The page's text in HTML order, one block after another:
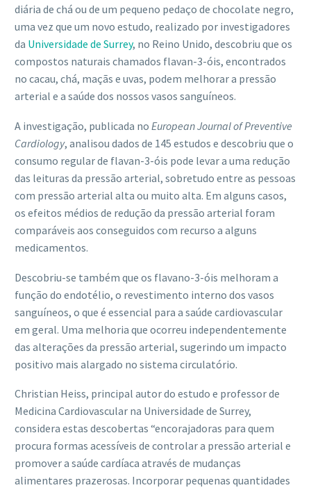
diária de chá ou de um pequeno pedaço de chocolate negro,
uma vez que um novo estudo, realizado por investigadores
da Universidade de Surrey, no Reino Unido, descobriu que os
compostos naturais chamados flavan-3-óis, encontrados
no cacau, chá, maçãs e uvas, podem melhorar a pressão
arterial e a saúde dos nossos vasos sanguíneos.
A investigação, publicada no European Journal of Preventive
Cardiology, analisou dados de 145 estudos e descobriu que o
consumo regular de flavan-3-óis pode levar a uma redução
das leituras da pressão arterial, sobretudo entre as pessoas
com pressão arterial alta ou muito alta. Em alguns casos,
os efeitos médios de redução da pressão arterial foram
comparáveis ​​aos conseguidos com recurso a alguns
medicamentos.
Descobriu-se também que os flavano-3-óis melhoram a
função do endotélio, o revestimento interno dos vasos
sanguíneos, o que é essencial para a saúde cardiovascular
em geral. Uma melhoria que ocorreu independentemente
das alterações da pressão arterial, sugerindo um impacto
positivo mais alargado no sistema circulatório.
Christian Heiss, principal autor do estudo e professor de
Medicina Cardiovascular na Universidade de Surrey,
considera estas descobertas “encorajadoras para quem
procura formas acessíveis de controlar a pressão arterial e
promover a saúde cardíaca através de mudanças
alimentares prazerosas. Incorporar pequenas quantidades